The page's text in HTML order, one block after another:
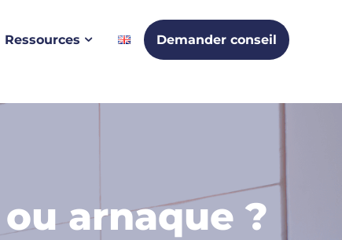
Ressources Demander conseil
arnaque ?